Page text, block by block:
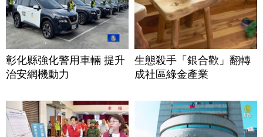
彰化縣強化警用車輛 提升
治安網機動力
生態殺手「銀合歡」翻轉
成社區綠金產業